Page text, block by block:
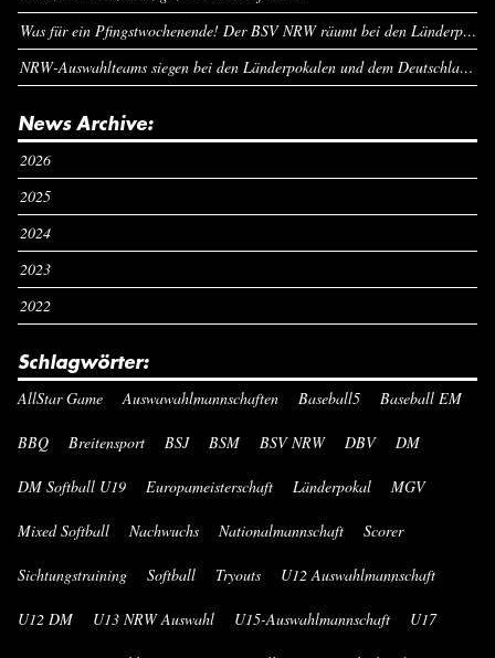
Was für ein Pfingstwochenende! Der BSV NRW räumt bei den Länderpokalen ab
NRW-Auswahlteams siegen bei den Länderpokalen und dem Deutschlandcup an Pfingsten
News Archive:
2026
2025
2024
2023
2022
Schlagwörter:
AllStar Game Auswawahlmannschaften Baseball5 Baseball EM
BBQ Breitensport BSJ BSM BSV NRW DBV DM
DM Softball U19 Europameisterschaft Länderpokal MGV
Mixed Softball Nachwuchs Nationalmannschaft Scorer
Sichtungstraining Softball Tryouts U12 Auswahlmannschaft
U12 DM U13 NRW Auswahl U15-Auswahlmannschaft U17